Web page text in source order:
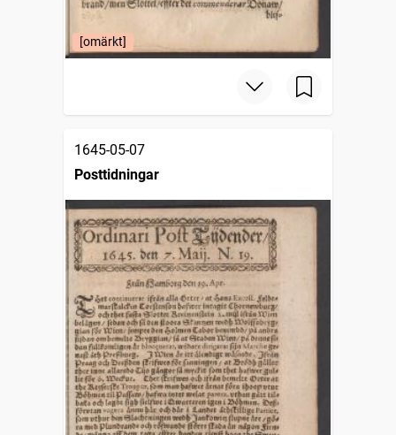
[omärkt]
1645-05-07
Posttidningar